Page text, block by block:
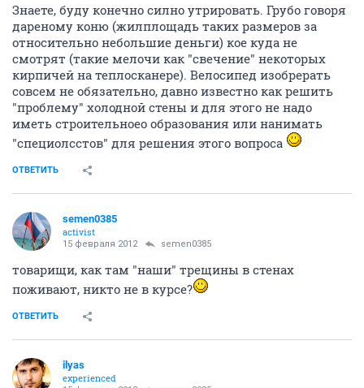
Знаете, буду конечно силно утрировать. Грубо говоря
дареному коню (жилплощадь таких размеров за
относительно небольшие деньги) кое куда не
смотрят (такие мелочи как "свечение" некоторых
кирпичей на теплосканере). Велосипед изобрерать
совсем не обязательно, давно известно как решить
"проблему" холодной стены и для этого не надо
иметь строительноео образования или нанимать
"специолсстов" для решения этого вопроса
ОТВЕТИТЬ
semen0385
activist
15 февраля 2012 semen0385
товарищи, как там "наши" трещины в стенах
поживают, никто не в курсе?
ОТВЕТИТЬ
ilyas
experienced